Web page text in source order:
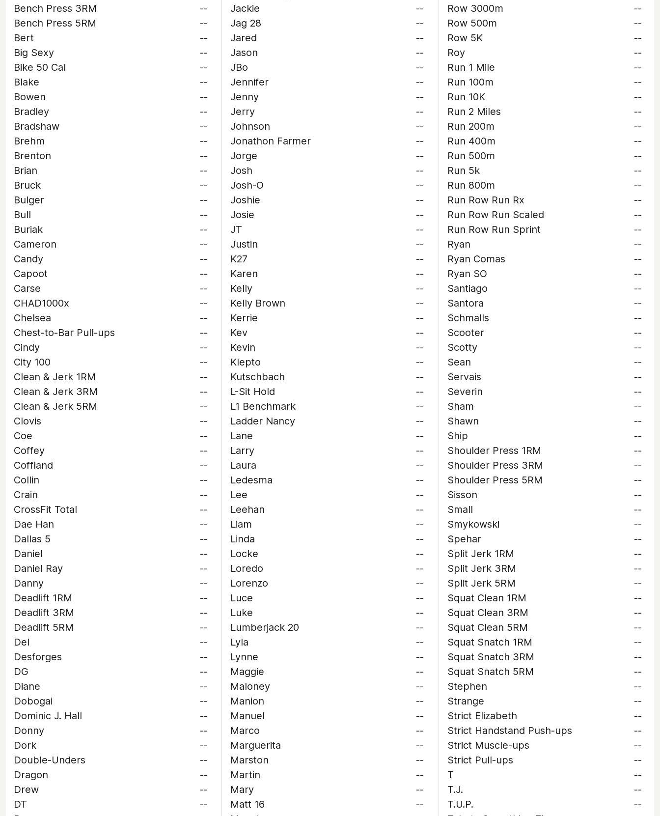
Bench Press 3RM
--
Bench Press 5RM
--
Bert
--
Big Sexy
--
Bike 50 Cal
--
Blake
--
Bowen
--
Bradley
--
Bradshaw
--
Brehm
--
Brenton
--
Brian
--
Bruck
--
Bulger
--
Bull
--
Buriak
--
Cameron
--
Candy
--
Capoot
--
Carse
--
CHAD1000x
--
Chelsea
--
Chest-to-Bar Pull-ups
--
Cindy
--
City 100
--
Clean & Jerk 1RM
--
Clean & Jerk 3RM
--
Clean & Jerk 5RM
--
Clovis
--
Coe
--
Coffey
--
Coffland
--
Collin
--
Crain
--
CrossFit Total
--
Dae Han
--
Dallas 5
--
Daniel
--
Daniel Ray
--
Danny
--
Deadlift 1RM
--
Deadlift 3RM
--
Deadlift 5RM
--
Del
--
Desforges
--
DG
--
Diane
--
Dobogai
--
Dominic J. Hall
--
Donny
--
Dork
--
Double-Unders
--
Dragon
--
Drew
--
DT
--
Jackie
--
Jag 28
--
Jared
--
Jason
--
JBo
--
Jennifer
--
Jenny
--
Jerry
--
Johnson
--
Jonathon Farmer
--
Jorge
--
Josh
--
Josh-O
--
Joshie
--
Josie
--
JT
--
Justin
--
K27
--
Karen
--
Kelly
--
Kelly Brown
--
Kerrie
--
Kev
--
Kevin
--
Klepto
--
Kutschbach
--
L-Sit Hold
--
L1 Benchmark
--
Ladder Nancy
--
Lane
--
Larry
--
Laura
--
Ledesma
--
Lee
--
Leehan
--
Liam
--
Linda
--
Locke
--
Loredo
--
Lorenzo
--
Luce
--
Luke
--
Lumberjack 20
--
Lyla
--
Lynne
--
Maggie
--
Maloney
--
Manion
--
Manuel
--
Marco
--
Marguerita
--
Marston
--
Martin
--
Mary
--
Matt 16
--
Row 3000m
--
Row 500m
--
Row 5K
--
Roy
--
Run 1 Mile
--
Run 100m
--
Run 10K
--
Run 2 Miles
--
Run 200m
--
Run 400m
--
Run 500m
--
Run 5k
--
Run 800m
--
Run Row Run Rx
--
Run Row Run Scaled
--
Run Row Run Sprint
--
Ryan
--
Ryan Comas
--
Ryan SO
--
Santiago
--
Santora
--
Schmalls
--
Scooter
--
Scotty
--
Sean
--
Servais
--
Severin
--
Sham
--
Shawn
--
Ship
--
Shoulder Press 1RM
--
Shoulder Press 3RM
--
Shoulder Press 5RM
--
Sisson
--
Small
--
Smykowski
--
Spehar
--
Split Jerk 1RM
--
Split Jerk 3RM
--
Split Jerk 5RM
--
Squat Clean 1RM
--
Squat Clean 3RM
--
Squat Clean 5RM
--
Squat Snatch 1RM
--
Squat Snatch 3RM
--
Squat Snatch 5RM
--
Stephen
--
Strange
--
Strict Elizabeth
--
Strict Handstand Push-ups
--
Strict Muscle-ups
--
Strict Pull-ups
--
T
--
T.J.
--
T.U.P.
--